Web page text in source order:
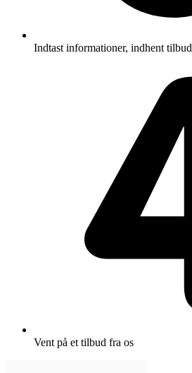
Indtast informationer, indhent tilbud
Vent på et tilbud fra os